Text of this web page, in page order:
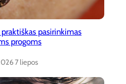
pasirinkimas
progoms
7 liepos